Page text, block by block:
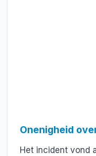
Onenigheid
Het incident vond